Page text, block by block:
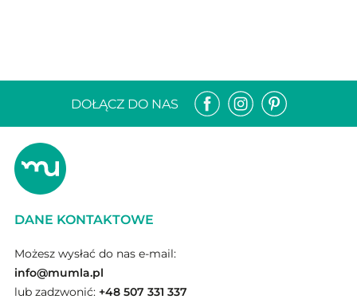
DOŁĄCZ DO NAS
DANE KONTAKTOWE
Możesz wysłać do nas e-mail:
info@mumla.pl
lub zadzwonić: +48 507 331 337